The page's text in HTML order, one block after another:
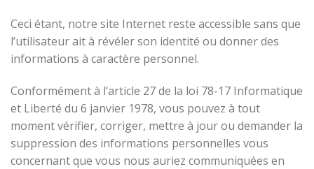
Ceci étant, notre site Internet reste accessible sans que
l’utilisateur ait à révéler son identité ou donner des
informations à caractère personnel.
Conformément à l’article 27 de la loi 78-17 Informatique
et Liberté du 6 janvier 1978, vous pouvez à tout
moment vérifier, corriger, mettre à jour ou demander la
suppression des informations personnelles vous
concernant que vous nous auriez communiquées en